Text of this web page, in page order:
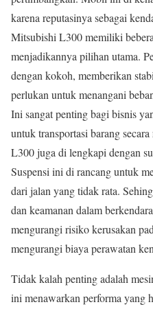
karena reputasinya sebagai
Mitsubishi L300 memiliki
menjadikannya pilihan utama.
dengan kokoh, memberikan
perlukan untuk menangani
Ini sangat penting bagi bisnis
untuk transportasi barang
L300 juga di lengkapi dengan
Suspensi ini di rancang untuk
dari jalan yang tidak rata.
dan keamanan dalam
mengurangi risiko kerusakan
mengurangi biaya perawatan
Tidak kalah penting adalah
ini menawarkan performa yang